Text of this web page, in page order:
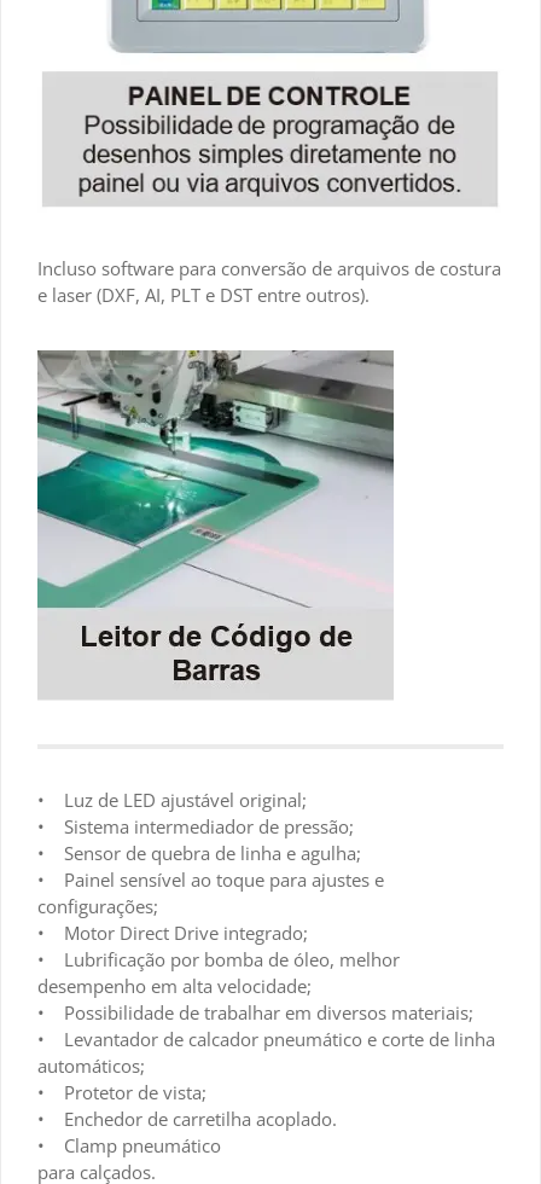
Incluso software para conversão de arquivos de costura
e laser (DXF, AI, PLT e DST entre outros).
• Luz de LED ajustável original;
• Sistema intermediador de pressão;
• Sensor de quebra de linha e agulha;
• Painel sensível ao toque para ajustes e
configurações;
• Motor Direct Drive integrado;
• Lubrificação por bomba de óleo, melhor
desempenho em alta velocidade;
• Possibilidade de trabalhar em diversos materiais;
• Levantador de calcador pneumático e corte de linha
automáticos;
• Protetor de vista;
• Enchedor de carretilha acoplado.
• Clamp pneumático
para calçados.